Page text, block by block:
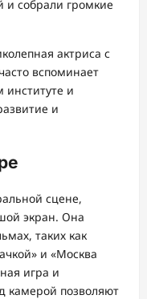
и собрали громкие
актриса с
вспоминает
институте и
и
сцене,
экран. Она
таких как
и «Москва
игра и
камерой позволяют